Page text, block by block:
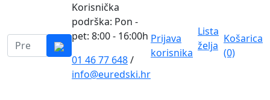
Pretraži:
Korisnička
podrška: Pon -
pet: 8:00 - 16:00h
01 46 77 648/
info@euredski.hr
Prijava
korisnika
Lista
želja
Košarica
(0)